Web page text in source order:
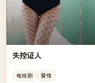
失控证人
电视剧 爱情